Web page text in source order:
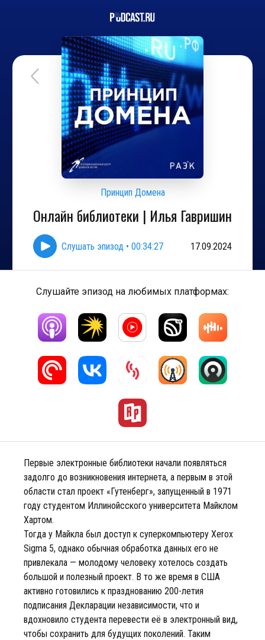
Принцип Домена
Онлайн библиотеки | Илья Гавришин
Слушать эпизод • 00:34:27 17.09.2024
Слушайте эпизод на любимых платформах:
Первые электронные библиотеки начали появляться
задолго до возникновения интернета, а первым в этой
области стал проект «Гутенберг», запущенный в 1971
году студентом Иллинойсского университета Майклом
Хартом.
Тогда у Майкла был доступ к суперкомпьютеру Xerox
Sigma 5, однако обычная обработка данных его не
привлекала — молодому человеку хотелось создать
большой и полезный проект. В то же время в США
активно готовились к празднованию 200-летия
подписания Декларации независимости, что и
вдохновило студента перевести её в электронный вид,
чтобы сохранить для будущих поколений. Таким